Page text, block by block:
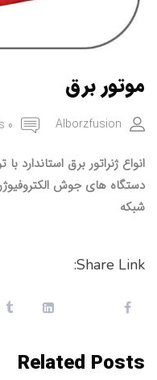
موتور برق
Alborzfusion
0 Comments
انواع ژنراتور برق استاندارد
دستگاه های جوش
شبکه
Share Link:
Related Posts